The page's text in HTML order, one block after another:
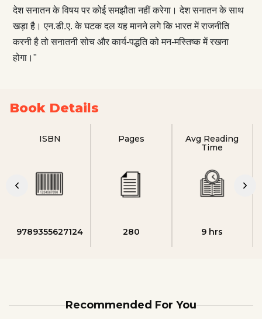
देश सनातन के विषय पर कोई समझौता नहीं करेगा। देश सनातन के साथ
खड़ा है। एन.डी.ए. के घटक दल यह मानने लगे कि भारत में राजनीति
करनी है तो सनातनी सोच और कार्य-पद्धति को मन-मस्तिष्क में रखना
होगा।"
Book Details
ISBN
9789355627124
Pages
280
Avg Reading
Time
9 hrs
Recommended For You